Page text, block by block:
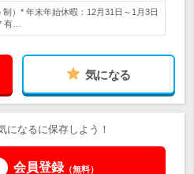
）* 年末年始休暇：12月31日～1月3日
有…
気になる
になるに保存しよう！
会員登録（無料）